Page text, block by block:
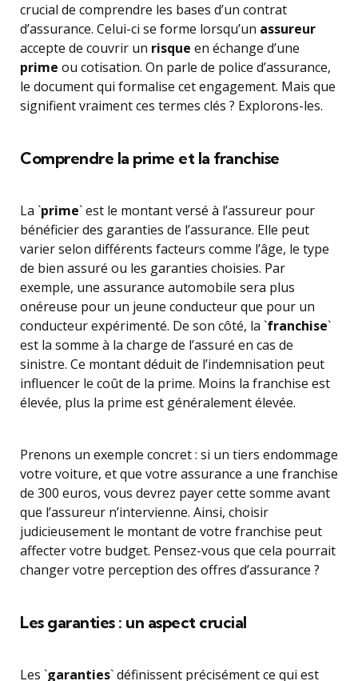
crucial de comprendre les bases d’un contrat
d’assurance. Celui-ci se forme lorsqu’un assureur
accepte de couvrir un risque en échange d’une
prime ou cotisation. On parle de police d’assurance,
le document qui formalise cet engagement. Mais que
signifient vraiment ces termes clés ? Explorons-les.
Comprendre la prime et la franchise
La `prime` est le montant versé à l’assureur pour
bénéficier des garanties de l’assurance. Elle peut
varier selon différents facteurs comme l’âge, le type
de bien assuré ou les garanties choisies. Par
exemple, une assurance automobile sera plus
onéreuse pour un jeune conducteur que pour un
conducteur expérimenté. De son côté, la `franchise`
est la somme à la charge de l’assuré en cas de
sinistre. Ce montant déduit de l’indemnisation peut
influencer le coût de la prime. Moins la franchise est
élevée, plus la prime est généralement élevée.
Prenons un exemple concret : si un tiers endommage
votre voiture, et que votre assurance a une franchise
de 300 euros, vous devrez payer cette somme avant
que l’assureur n’intervienne. Ainsi, choisir
judicieusement le montant de votre franchise peut
affecter votre budget. Pensez-vous que cela pourrait
changer votre perception des offres d’assurance ?
Les garanties : un aspect crucial
Les `garanties` définissent précisément ce qui est